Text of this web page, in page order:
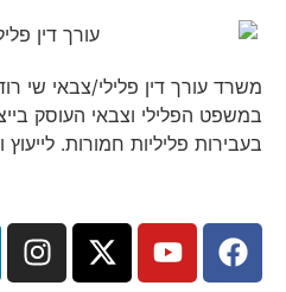
משרד עורך דין פלילי/צבאי שי
במשפט הפלילי וצבאי העוסק
בעבירות פליליות חמורות. לייעוץ